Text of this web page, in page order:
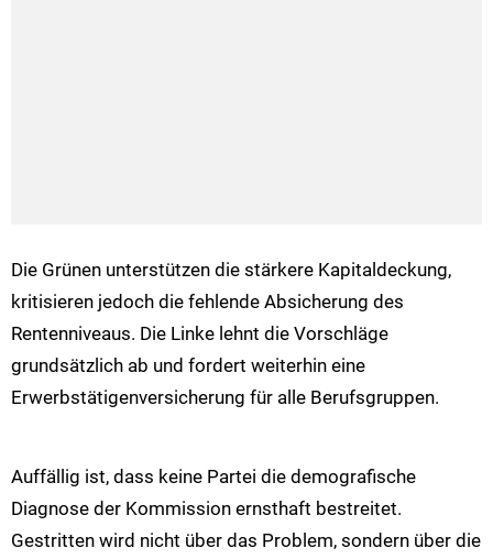
Die Grünen unterstützen die stärkere Kapitaldeckung,
kritisieren jedoch die fehlende Absicherung des
Rentenniveaus. Die Linke lehnt die Vorschläge
grundsätzlich ab und fordert weiterhin eine
Erwerbstätigenversicherung für alle Berufsgruppen.
Auffällig ist, dass keine Partei die demografische
Diagnose der Kommission ernsthaft bestreitet.
Gestritten wird nicht über das Problem, sondern über die